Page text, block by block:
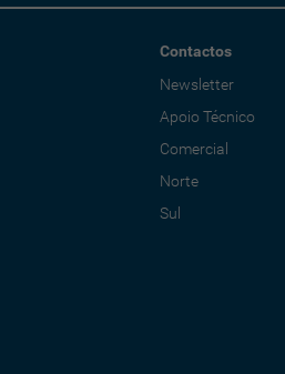
Contactos
Newsletter
Apoio Técnico
Comercial
Norte
Sul